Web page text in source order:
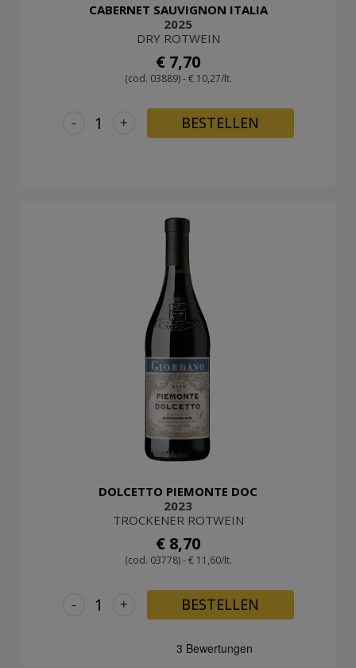
CABERNET SAUVIGNON ITALIA
2025
DRY ROTWEIN
€ 7,70
(cod. 03889) - € 10,27/lt.
+
- BESTELLEN
DOLCETTO PIEMONTE DOC
2023
TROCKENER ROTWEIN
€ 8,70
(cod. 03778) - € 11,60/lt.
+
- BESTELLEN